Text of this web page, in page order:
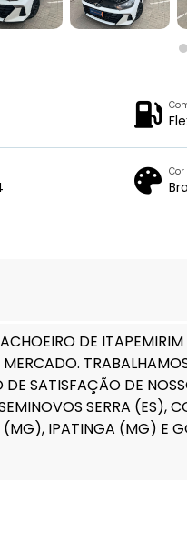
Cor
DE
SATISFAÇÃO DE
SERRA (ES),
IPATINGA (MG) E